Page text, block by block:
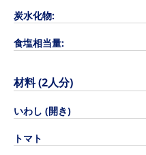
炭水化物:
食塩相当量:
材料 (2人分)
いわし (開き)
トマト